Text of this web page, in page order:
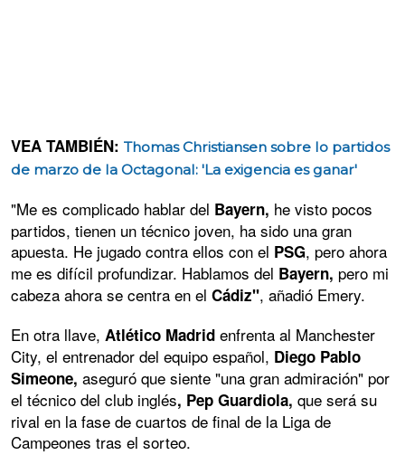
VEA TAMBIÉN: Thomas Christiansen sobre lo partidos
de marzo de la Octagonal: 'La exigencia es ganar'
"Me es complicado hablar del Bayern, he visto pocos
partidos, tienen un técnico joven, ha sido una gran
apuesta. He jugado contra ellos con el PSG, pero ahora
me es difícil profundizar. Hablamos del Bayern, pero mi
cabeza ahora se centra en el Cádiz", añadió Emery.
En otra llave, Atlético Madrid enfrenta al Manchester
City, el entrenador del equipo español, Diego Pablo
Simeone, aseguró que siente "una gran admiración" por
el técnico del club inglés, Pep Guardiola, que será su
rival en la fase de cuartos de final de la Liga de
Campeones tras el sorteo.